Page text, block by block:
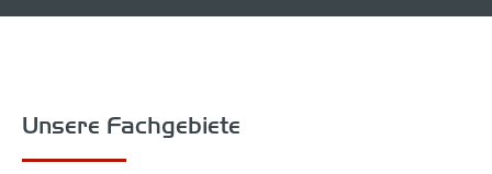
Unsere Fachgebiete